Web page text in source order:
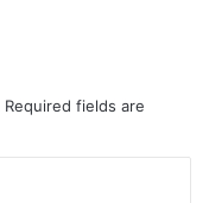
Required fields are